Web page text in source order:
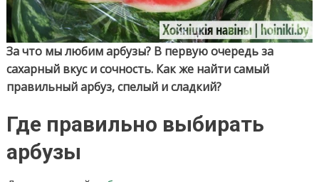
За что мы любим арбузы? В первую очередь за
сахарный вкус и сочность. Как же найти самый
правильный арбуз, спелый и сладкий?
Где правильно выбирать
арбузы